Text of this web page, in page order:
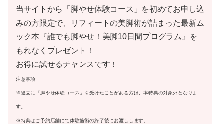
当サイトから「脚やせ体験コース」を初めてお申し込
みの方限定で、リフィートの美脚術が詰まった最新ム
ック本『誰でも脚やせ！美脚10日間プログラム』を
もれなくプレゼント！
お得に試せるチャンスです！
注意事項
※過去に「脚やせ体験コース」を受けたことがある方は、本特典の対象外となりま
す。
※特典はご予約店舗にて体験施術の終了後にお渡しします。